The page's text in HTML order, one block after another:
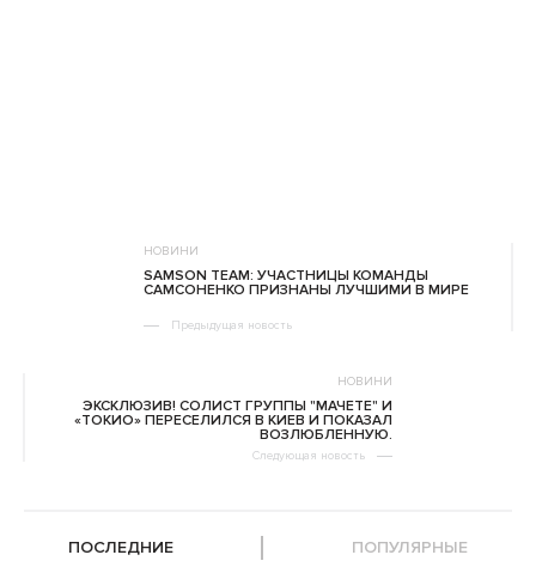
НОВИНИ
SAMSON TEAM: УЧАСТНИЦЫ КОМАНДЫ
САМСОНЕНКО ПРИЗНАНЫ ЛУЧШИМИ В МИРЕ
Предыдущая новость
НОВИНИ
ЭКСКЛЮЗИВ! СОЛИСТ ГРУППЫ "МАЧЕТЕ" И
«ТОКИО» ПЕРЕСЕЛИЛСЯ В КИЕВ И ПОКАЗАЛ
ВОЗЛЮБЛЕННУЮ.
Следующая новость
ПОСЛЕДНИЕ ПОПУЛЯРНЫЕ